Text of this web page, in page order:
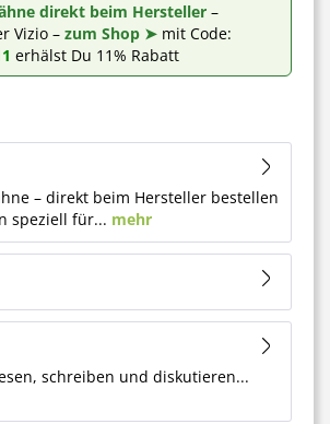
direkt beim Hersteller –
Vizio – zum Shop ➤ mit Code:
erhälst Du 11% Rabatt
– direkt beim Hersteller bestellen
speziell für... mehr
schreiben und diskutieren...